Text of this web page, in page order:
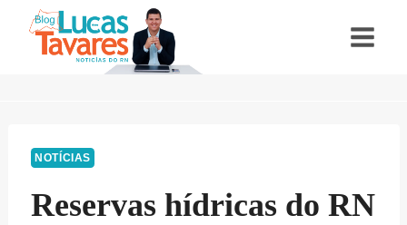
NOTÍCIAS
Reservas hídricas do RN